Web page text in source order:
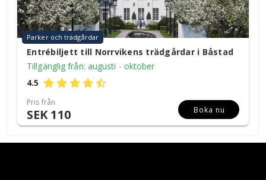
Parker och trädgårdar
Entrébiljett till Norrvikens trädgårdar i Båstad
Tillgänglig från: augusti - oktober
4.5
Pris från
SEK 110 Boka nu